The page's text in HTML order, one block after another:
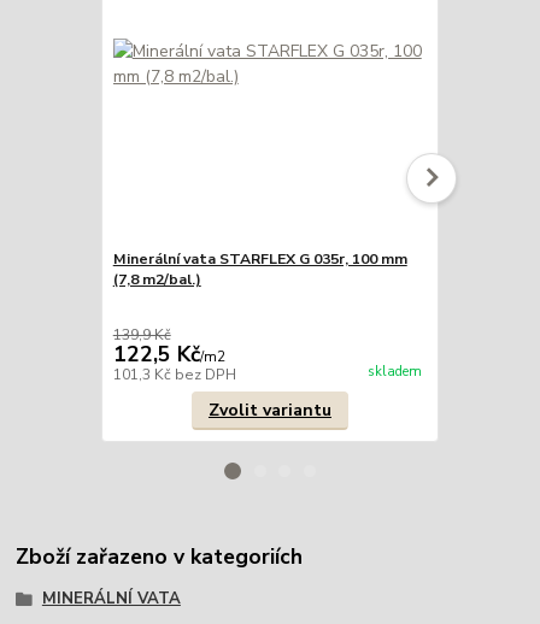
Minerální vata STARFLEX G 035r, 100 mm
(7,8 m2/bal.)
139,9 Kč
122,5 Kč/m2
101,3 Kč bez DPH skladem
Zvolit variantu
Zboží zařazeno v kategoriích
MINERÁLNÍ VATA